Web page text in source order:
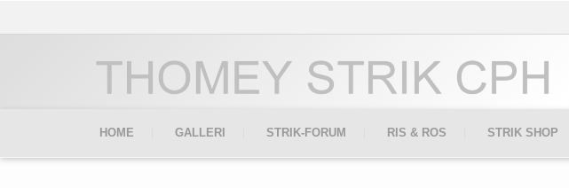
HOME GALLERI STRIK-FORUM RIS & ROS STRIK SHOP